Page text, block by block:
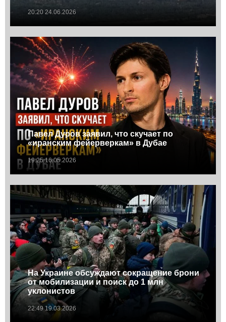
20:20 24.06.2026
Павел Дуров заявил, что скучает по
«иранским фейерверкам» в Дубае
19:25 16.05.2026
На Украине обсуждают сокращение брони
от мобилизации и поиск до 1 млн
уклонистов
22:49 19.03.2026